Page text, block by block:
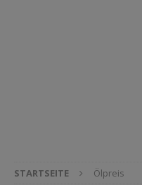
STARTSEITE Ölpreis